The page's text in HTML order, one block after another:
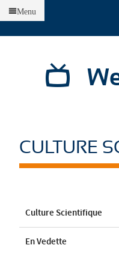
Menu
CULTURE
Culture Scientifique
En Vedette